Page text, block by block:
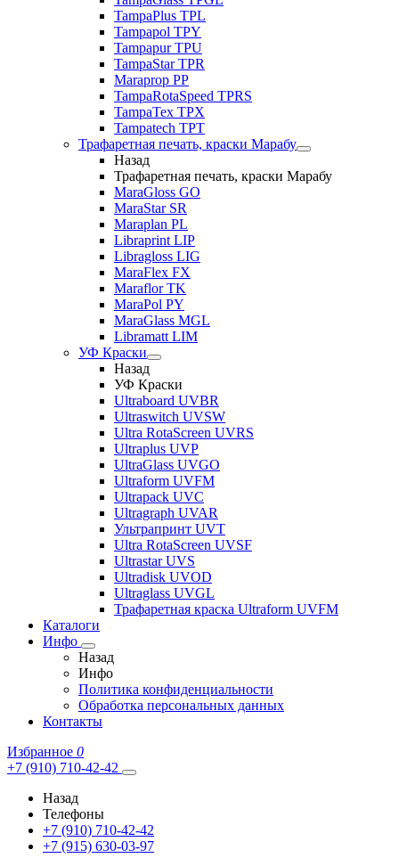
TampaPlus TPL
Tampapol TPY
Tampapur TPU
TampaStar TPR
Maraprop PP
TampaRotaSpeed TPRS
TampaTex TPX
Tampatech TPT
Трафаретная печать, краски Марабу
Назад
Трафаретная печать, краски Марабу
MaraGloss GO
MaraStar SR
Maraplan PL
Libraprint LIP
Libragloss LIG
MaraFlex FX
Maraflor TK
MaraPol PY
MaraGlass MGL
Libramatt LIM
УФ Краски
Назад
УФ Краски
Ultraboard UVBR
Ultraswitch UVSW
Ultra RotaScreen UVRS
Ultraplus UVP
UltraGlass UVGO
Ultraform UVFM
Ultrapack UVC
Ultragraph UVAR
Ультрапринт UVT
Ultra RotaScreen UVSF
Ultrastar UVS
Ultradisk UVOD
Ultraglass UVGL
Трафаретная краска Ultraform UVFM
Каталоги
Инфо
Назад
Инфо
Политика конфиденциальности
Обработка персональных данных
Контакты
Избранное 0
+7 (910) 710-42-42
Назад
Телефоны
+7 (910) 710-42-42
+7 (915) 630-03-97